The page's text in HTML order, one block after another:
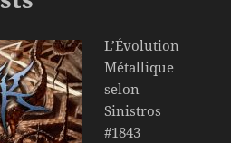
L’Évolution
Métallique
selon
Sinistros
#1843